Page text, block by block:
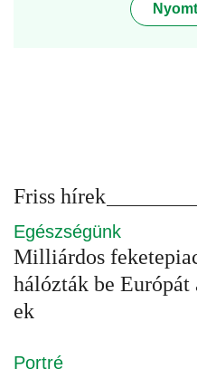
Friss hírek
Egészségünk
Milliárdos
hálózták be
ek
Portré